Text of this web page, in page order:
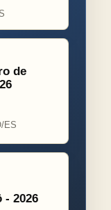
de
ES
- 2026